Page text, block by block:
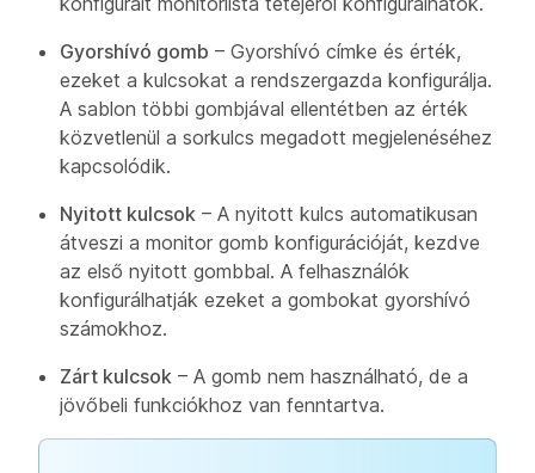
Gyorshívó gomb – Gyorshívó címke és érték,
ezeket a kulcsokat a rendszergazda konfigurálja.
A sablon többi gombjával ellentétben az érték
közvetlenül a sorkulcs megadott megjelenéséhez
kapcsolódik.
Nyitott kulcsok – A nyitott kulcs automatikusan
átveszi a monitor gomb konfigurációját, kezdve
az első nyitott gombbal. A felhasználók
konfigurálhatják ezeket a gombokat gyorshívó
számokhoz.
Zárt kulcsok – A gomb nem használható, de a
jövőbeli funkciókhoz van fenntartva.